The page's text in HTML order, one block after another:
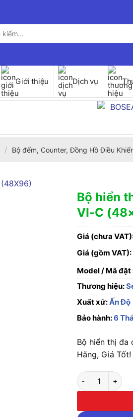
Giới thiệu Dịch vụ
/ Bộ đếm, Counter, Đồng Hồ Điều
Bộ hiển
VI-C
Giá (chưa
Giá (gồm VAT):
Model / Mã đặt
Thương hiệu:
Xuất xứ:Ấn Độ
Bảo hành:6
Bộ hiển thị đa
Hãng, Giá Tốt!
Bộ hiển thị đa